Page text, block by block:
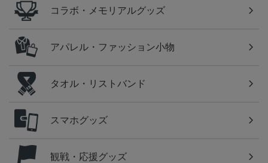
コラボ・メモリアルグッズ
アパレル・ファッション小物
タオル・リストバンド
スマホグッズ
観戦・応援グッズ